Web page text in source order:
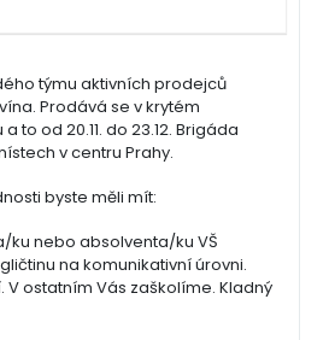
týmu aktivních prodejců
Prodává se v krytém
to od 20.11. do 23.12. Brigáda
v centru Prahy.
byste měli mít:
ku nebo absolventa/ku VŠ
na komunikativní úrovni.
V ostatním Vás zaškolíme. Kladný